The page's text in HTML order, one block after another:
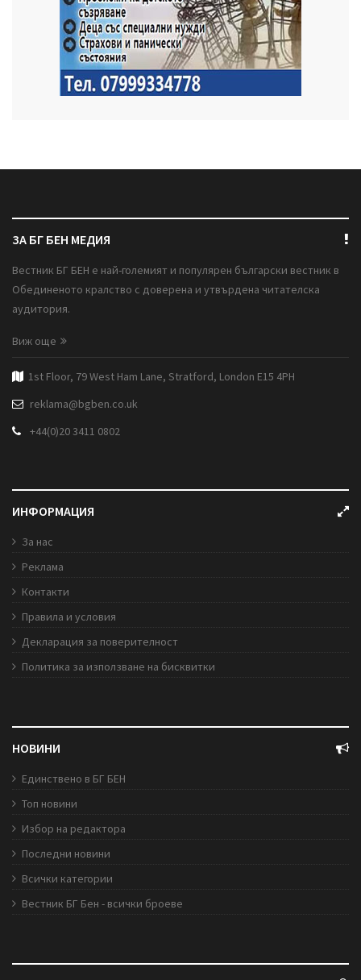
ЗА БГ БЕН МЕДИЯ
Вестник БГ БЕН е най-големият и популярен български вестник в
Обединеното кралство с доверена и утвърдена читателска
аудитория.
Виж още
1st Floor, 79 West Ham Lane, Stratford, London E15 4PH
reklama@bgben.co.uk
+44(0)20 3411 0802
ИНФОРМАЦИЯ
За нас
Реклама
Контакти
Правила и условия
Декларация за поверителност
Политика за използване на бисквитки
НОВИНИ
Единствено в БГ БЕН
Топ новини
Избор на редактора
Последни новини
Всички категории
Вестник БГ Бен - всички броеве